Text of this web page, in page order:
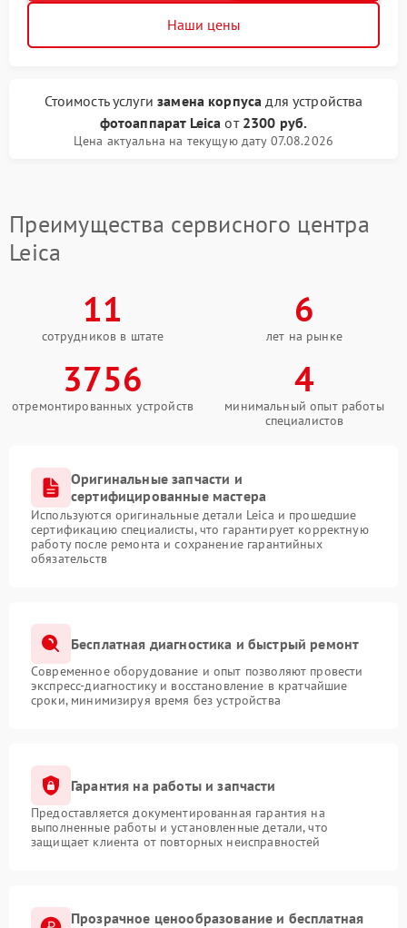
Наши цены
Стоимость услугизамена корпуса для устройства
фотоаппарат Leica от 2300 руб.
Цена актуальна на текущую дату 07.08.2026
Преимущества сервисного центра
Leica
11
сотрудников в штате
6
лет на рынке
3756
отремонтированных устройств
4
минимальный опыт работы
специалистов
Оригинальные запчасти и
сертифицированные мастера
Используются оригинальные детали Leica и прошедшие
сертификацию специалисты, что гарантирует корректную
работу после ремонта и сохранение гарантийных
обязательств
Бесплатная диагностика и быстрый ремонт
Современное оборудование и опыт позволяют провести
экспресс-диагностику и восстановление в кратчайшие
сроки, минимизируя время без устройства
Гарантия на работы и запчасти
Предоставляется документированная гарантия на
выполненные работы и установленные детали, что
защищает клиента от повторных неисправностей
Прозрачное ценообразование и бесплатная